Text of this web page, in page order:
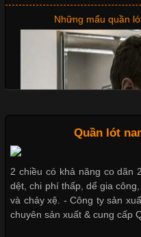
Cập nhật
Vải Lycra Là Gì? Chất
Ngành May Mặc Trong
khả năng co giãn tốt ngày
cảm giác thoải mái cho
trong những chất liệu nổi bật
Chất Liệu Bamboo Xu
Cập nhật
Trong những năm gần
Những mẩu quần
Quần lót
2 chiều có khả năng co dãn
dệt, chi phí thấp, dể gia
và chảy xệ. - Công ty sản
chuyên sản xuất & cung cấp